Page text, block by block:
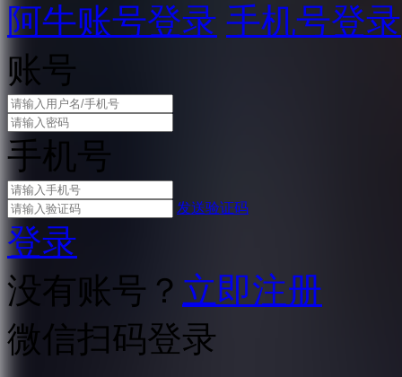
阿牛账号登录 手机号登录
账号
手机号
发送验证码
登录
没有账号？ 立即注册
微信扫码登录